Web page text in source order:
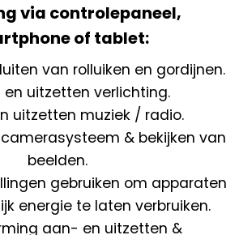
via controlepaneel,
of tablet:
van rolluiken en gordijnen.
uitzetten verlichting.
uitzetten muziek / radio.
& bekijken van
beelden.
gebruiken om apparaten
energie te laten verbruiken.
aan- en uitzetten &